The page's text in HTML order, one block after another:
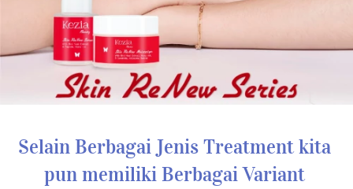
Selain Berbagai Jenis Treatment kita
pun memiliki Berbagai Variant